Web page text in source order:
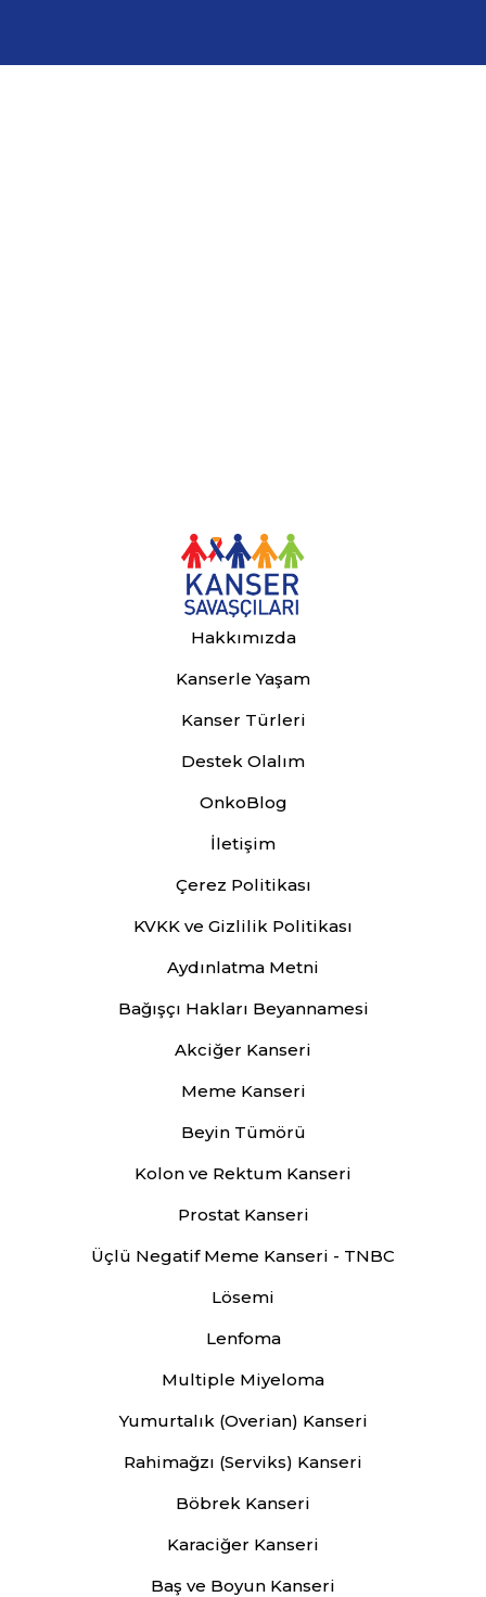
Hakkımızda
Kanserle Yaşam
Kanser Türleri
Destek Olalım
OnkoBlog
İletişim
Çerez Politikası
KVKK ve Gizlilik Politikası
Aydınlatma Metni
Bağışçı Hakları Beyannamesi
Akciğer Kanseri
Meme Kanseri
Beyin Tümörü
Kolon ve Rektum Kanseri
Prostat Kanseri
Üçlü Negatif Meme Kanseri - TNBC
Lösemi
Lenfoma
Multiple Miyeloma
Yumurtalık (Overian) Kanseri
Rahimağzı (Serviks) Kanseri
Böbrek Kanseri
Karaciğer Kanseri
Baş ve Boyun Kanseri